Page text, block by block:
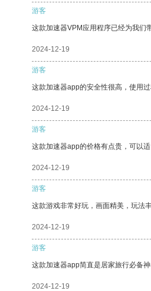
游客
这款加速器VPM应用程序已经为我们
2024-12-19
游客
这款加速器app的安全性很高，使用
2024-12-19
游客
这款加速器app的价格有点贵，可以
2024-12-19
游客
这款游戏非常好玩，画面精美，玩法
2024-12-19
游客
这款加速器app简直是居家旅行必备
2024-12-19